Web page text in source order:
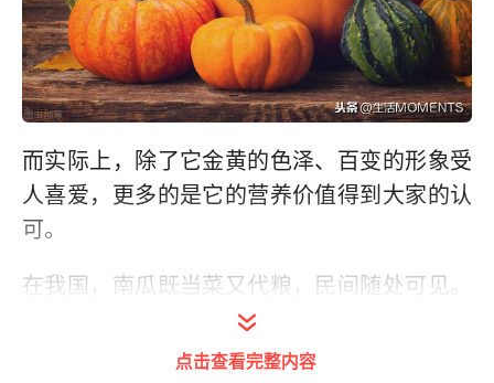
而实际上，除了它金黄的色泽、百变的形象受
人喜爱，更多的是它的营养价值得到大家的认
可。
在我国，南瓜既当菜又代粮，民间随处可见。
南瓜性温，味甘无毒，《本草纲目》中载：其
具有“补中、补肝气、益心气、益肺气、益精
点击查看完整内容